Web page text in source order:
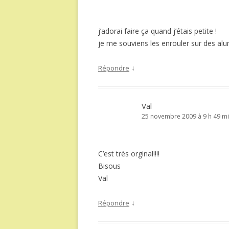
j’adorai faire ça quand j’étais petite !
je me souviens les enrouler sur des
Répondre ↓
Val
25 novembre 2009 à 9 h 49
C’est très orginal!!!!
Bisous
Val
Répondre ↓